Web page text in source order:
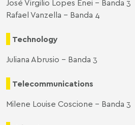
José Virgilio Lopes Enei – Banda 3
Rafael Vanzella – Banda 4
Technology
Juliana Abrusio – Banda 3
Telecommunications
Milene Louise Coscione – Banda 3